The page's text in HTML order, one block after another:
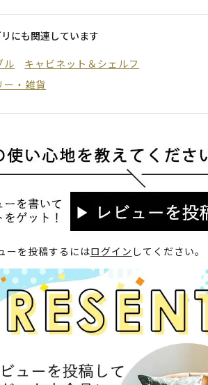
にも関連しています
ル
キャビネット＆シェルフ
ー・雑貨
ーを投稿するにはログイン してください。